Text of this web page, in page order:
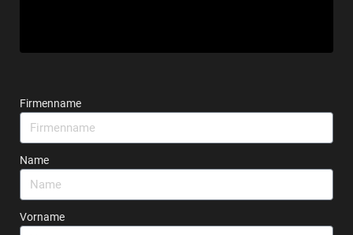
Firmenname
Name
Vorname